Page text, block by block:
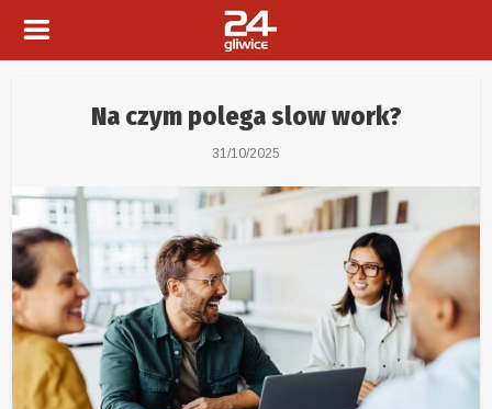
Na czym polega slow work?
31/10/2025